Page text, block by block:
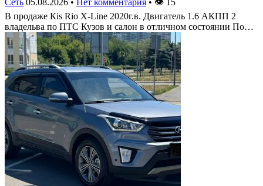
В продаже Кis Rio X-Line 2020г.в. Двигатель 1.6 АКПП 2
владельва по ПТС Кузов и салон в отличном состоянии По…